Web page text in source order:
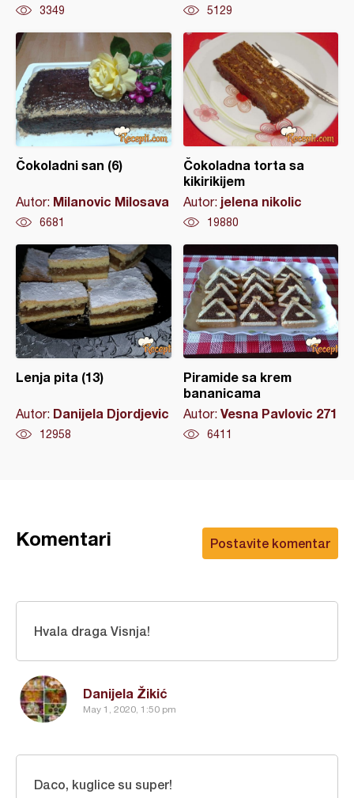
3349 5129
Čokoladni san (6)
Autor: Milanovic Milosava
6681
Čokoladna torta sa
kikirikijem
Autor: jelena nikolic
19880
Lenja pita (13)
Autor: Danijela Djordjevic
12958
Piramide sa krem
bananicama
Autor: Vesna Pavlovic 271
6411
Postavite komentar
Komentari
Danijela Žikić
May 1, 2020, 1:50 pm
Hvala draga Visnja!
Daco, kuglice su super!